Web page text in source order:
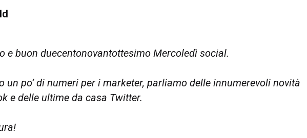
e buon duecentonovantottesimo Mercoledì social.
un po’ di numeri per i marketer, parliamo delle innumerevoli novità
e delle ultime da casa Twitter.